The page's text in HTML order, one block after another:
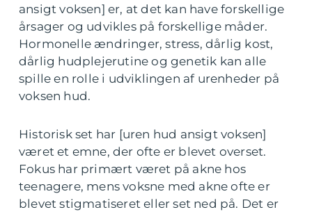
ansigt voksen] er, at det kan have forskellige
årsager og udvikles på forskellige måder.
Hormonelle ændringer, stress, dårlig kost,
dårlig hudplejerutine og genetik kan alle
spille en rolle i udviklingen af urenheder på
voksen hud.
Historisk set har [uren hud ansigt voksen]
været et emne, der ofte er blevet overset.
Fokus har primært været på akne hos
teenagere, mens voksne med akne ofte er
blevet stigmatiseret eller set ned på. Det er